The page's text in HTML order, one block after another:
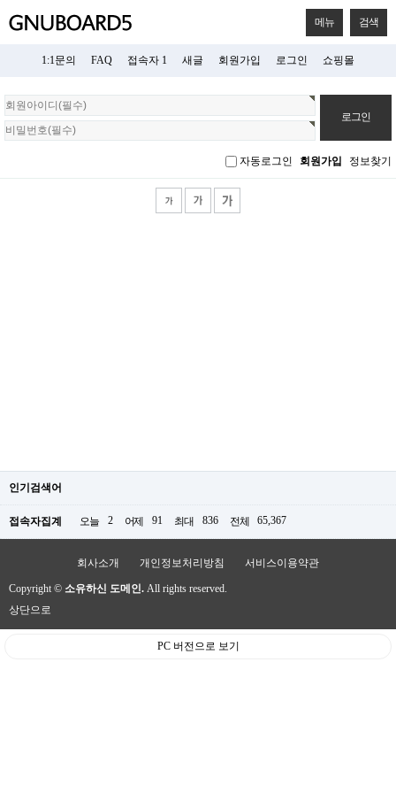
메뉴 검색
1:1문의 FAQ 접속자 1 새글 회원가입 로그인 쇼핑몰
회
원
로
자동로그인 회원가입 정보찾기
인기검색어
접속자집계 오늘 2 어제 91 최대 836 전체 65,367
회사소개 개인정보처리방침 서비스이용약관
Copyright © 소유하신 도메인. All rights reserved.
상단으로
PC 버전으로 보기